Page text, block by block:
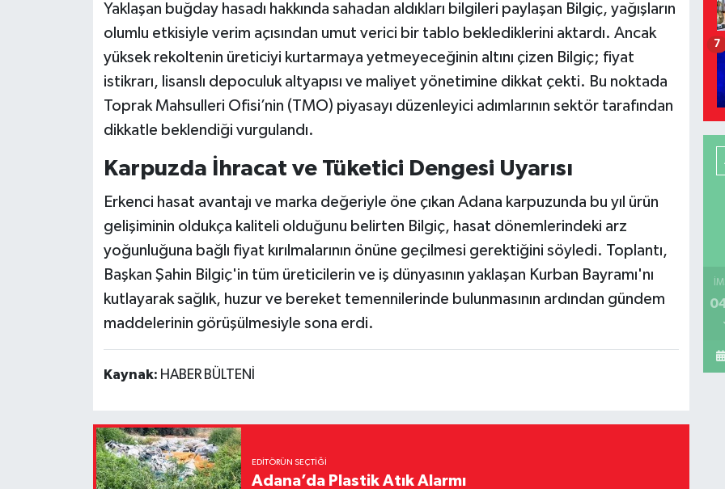
Yaklaşan buğday hasadı hakkında sahadan aldıkları bilgileri paylaşan Bilgiç, yağışların
olumlu etkisiyle verim açısından umut verici bir tablo beklediklerini aktardı. Ancak
yüksek rekoltenin üreticiyi kurtarmaya yetmeyeceğinin altını çizen Bilgiç; fiyat
istikrarı, lisanslı depoculuk altyapısı ve maliyet yönetimine dikkat çekti. Bu noktada
Toprak Mahsulleri Ofisi’nin (TMO) piyasayı düzenleyici adımlarının sektör tarafından
dikkatle beklendiği vurgulandı.
Karpuzda İhracat ve Tüketici Dengesi Uyarısı
Erkenci hasat avantajı ve marka değeriyle öne çıkan Adana karpuzunda bu yıl ürün
gelişiminin oldukça kaliteli olduğunu belirten Bilgiç, hasat dönemlerindeki arz
yoğunluğuna bağlı fiyat kırılmalarının önüne geçilmesi gerektiğini söyledi. Toplantı,
Başkan Şahin Bilgiç'in tüm üreticilerin ve iş dünyasının yaklaşan Kurban Bayramı'nı
kutlayarak sağlık, huzur ve bereket temennilerinde bulunmasının ardından gündem
maddelerinin görüşülmesiyle sona erdi.
Kaynak: HABER BÜLTENİ
EDITÖRÜN SEÇTIĞI
Adana’da Plastik Atık Alarmı
7